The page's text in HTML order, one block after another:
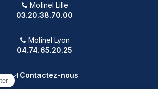
Molinel Lille
03.20.38.70.00
Molinel Lyon
04.74.65.20.25
Contactez-nous